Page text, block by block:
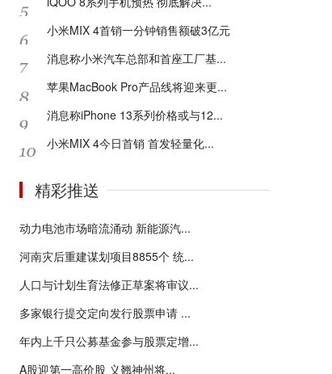
小米MIX 4首销一分钟销售额破3亿元
消息称小米汽车总部和首座工厂基...
苹果MacBook Pro产品线将迎来更...
消息称iPhone 13系列价格或与12...
小米MIX 4今日首销 首发轻量化...
精彩推送
动力电池市场暗流涌动 新能源汽...
河南灾后重建谋划项目8855个 统...
人口与计划生育法修正草案将审议...
多家银行提交定向发行股票申请 ...
年内上千只公募基金参与股票定增...
A股迎第一高价股 义翘神州将...